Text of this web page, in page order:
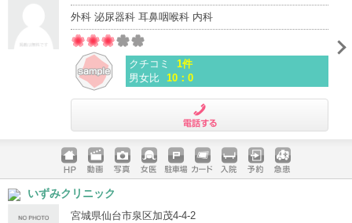
外科 泌尿器科 耳鼻咽喉科 内科
クチコミ
1件
男女比 10：0
ホームペ
ージ
動画 写真 女医 駐車場
クレジッ
入院 予約 急患
いずみクリニック
宮城県仙台市泉区加茂4-4-2